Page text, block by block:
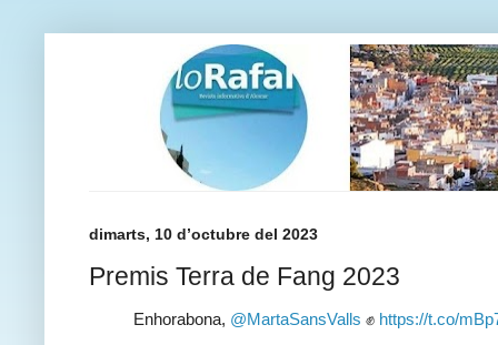
dimarts, 10 d’octubre del 2023
Premis Terra de Fang 2023
Enhorabona, @MartaSansValls ✊ https://t.co/